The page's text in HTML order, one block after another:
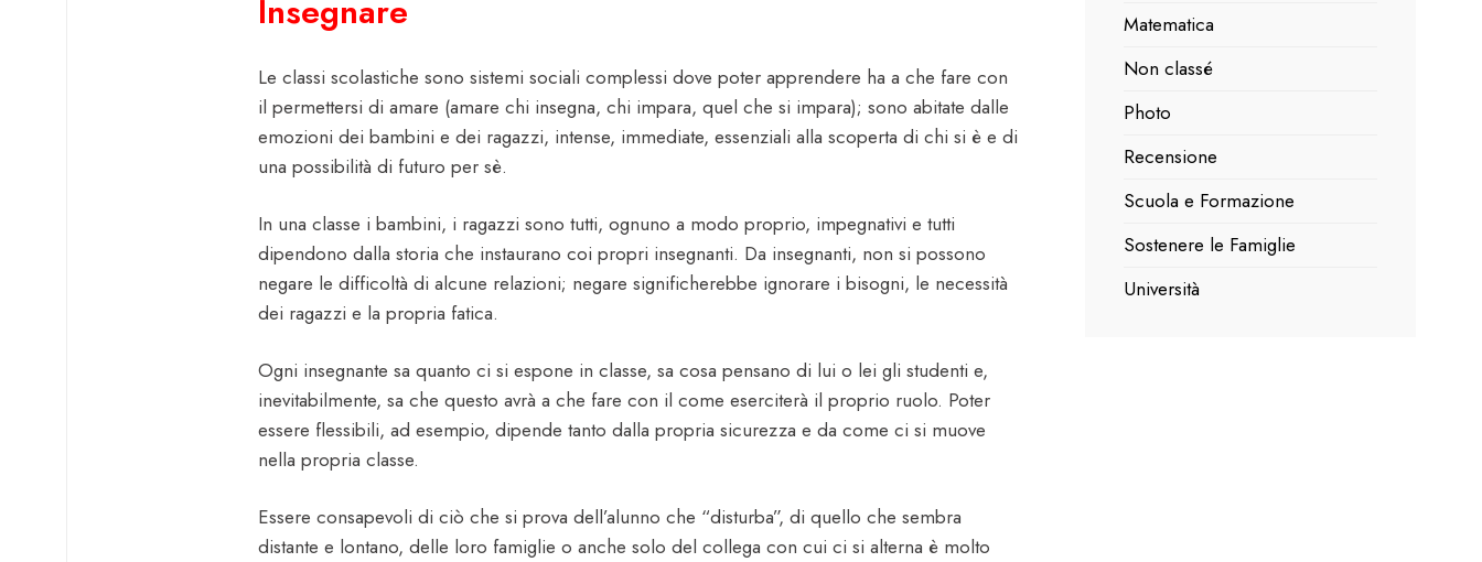
Insegnare
Le classi scolastiche sono sistemi sociali complessi dove poter apprendere ha a che fare con
il permettersi di amare (amare chi insegna, chi impara, quel che si impara); sono abitate dalle
emozioni dei bambini e dei ragazzi, intense, immediate, essenziali alla scoperta di chi si è e di
una possibilità di futuro per sè.
In una classe i bambini, i ragazzi sono tutti, ognuno a modo proprio, impegnativi e tutti
dipendono dalla storia che instaurano coi propri insegnanti. Da insegnanti, non si possono
negare le difficoltà di alcune relazioni; negare significherebbe ignorare i bisogni, le necessità
dei ragazzi e la propria fatica.
Ogni insegnante sa quanto ci si espone in classe, sa cosa pensano di lui o lei gli studenti e,
inevitabilmente, sa che questo avrà a che fare con il come eserciterà il proprio ruolo. Poter
essere flessibili, ad esempio, dipende tanto dalla propria sicurezza e da come ci si muove
nella propria classe.
Essere consapevoli di ciò che si prova dell’alunno che “disturba”, di quello che sembra
distante e lontano, delle loro famiglie o anche solo del collega con cui ci si alterna è molto
Matematica
Non classé
Photo
Recensione
Scuola e Formazione
Sostenere le Famiglie
Università